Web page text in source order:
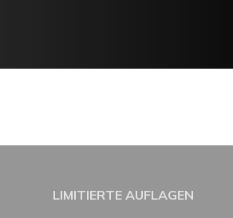
LIMITIERTE AUFLAGEN